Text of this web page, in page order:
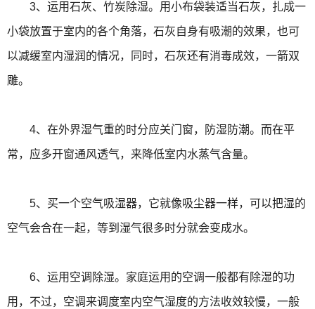
3、运用石灰、竹炭除湿。用小布袋装适当石灰，扎成一
小袋放置于室内的各个角落，石灰自身有吸潮的效果，也可
以减缓室内湿润的情况，同时，石灰还有消毒成效，一箭双
雕。
4、在外界湿气重的时分应关门窗，防湿防潮。而在平
常，应多开窗通风透气，来降低室内水蒸气含量。
5、买一个空气吸湿器，它就像吸尘器一样，可以把湿的
空气会合在一起，等到湿气很多时分就会变成水。
6、运用空调除湿。家庭运用的空调一般都有除湿的功
用，不过，空调来调度室内空气湿度的方法收效较慢，一般